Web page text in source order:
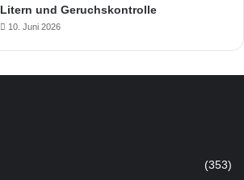
Litern und Geruchskontrolle
10. Juni 2026
(353)